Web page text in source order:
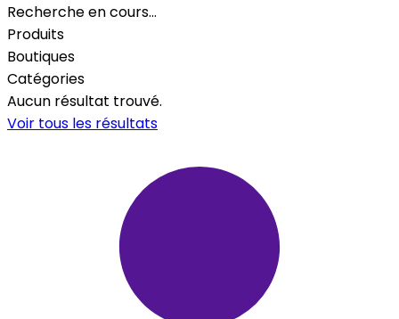
Recherche en cours…
Produits
Boutiques
Catégories
Aucun résultat trouvé.
Voir tous les résultats